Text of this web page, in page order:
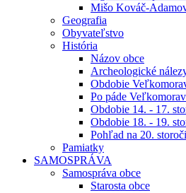
Mišo Kováč-
Geografia
Obyvateľstvo
História
Názov obce
Archeologické
Obdobie
Po páde
Obdobie 14. - 17.
Obdobie 18. - 19.
Pohľad na 20.
Pamiatky
SAMOSPRÁVA
Samospráva obce
Starosta obce